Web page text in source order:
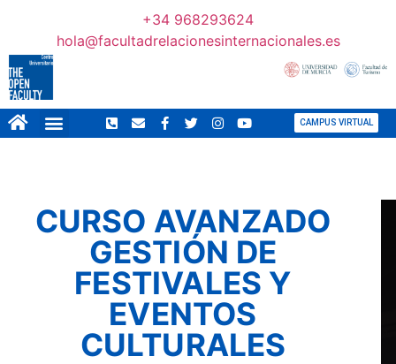
+34 968293624
hola@facultadrelacionesinternacionales.es
CAMPUS VIRTUAL
CURSO AVANZADO
GESTIÓN DE
FESTIVALES Y
EVENTOS
CULTURALES